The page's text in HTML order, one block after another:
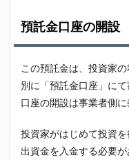
預託金口座の開設
この預託金は、投資家
別に「預託金口座」に
口座の開設は事業者側
投資家がはじめて投資
出資金を入金する必要